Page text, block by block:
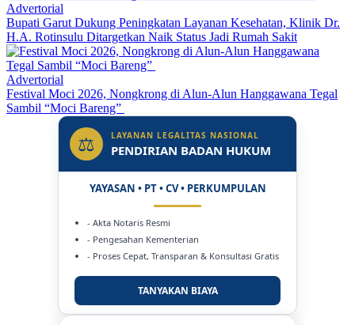
Advertorial
Bupati Garut Dukung Peningkatan Layanan Kesehatan, Klinik Dr.
H.A. Rotinsulu Ditargetkan Naik Status Jadi Rumah Sakit
Advertorial
Festival Moci 2026, Nongkrong di Alun-Alun Hanggawana Tegal
Sambil “Moci Bareng”
⚖ LAYANAN LEGALITAS NASIONAL
PENDIRIAN BADAN HUKUM
YAYASAN • PT • CV • PERKUMPULAN
- Akta Notaris Resmi
- Pengesahan Kementerian
- Proses Cepat, Transparan & Konsultasi Gratis
TANYAKAN BIAYA